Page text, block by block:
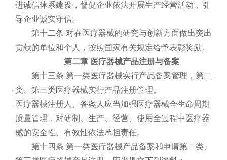
进诚信体系建设，督促企业依法开展生产经营活动，引
导企业诚实守信。
第十二条 对在医疗器械的研究与创新方面做出突出
贡献的单位和个人，按照国家有关规定给予表彰奖励。
第二章 医疗器械产品注册与备案
第十三条 第一类医疗器械实行产品备案管理，第二
类、第三类医疗器械实行产品注册管理。
医疗器械注册人、备案人应当加强医疗器械全生命周期
质量管理，对研制、生产、经营、使用全过程中医疗器
械的安全性、有效性依法承担责任。
第十四条 第一类医疗器械产品备案和申请第二类、